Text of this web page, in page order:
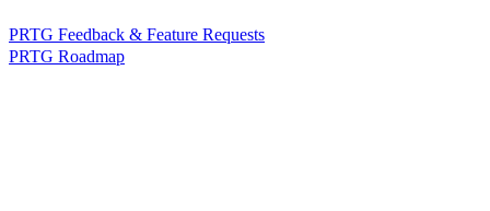
PRTG Feedback & Feature Requests
PRTG Roadmap